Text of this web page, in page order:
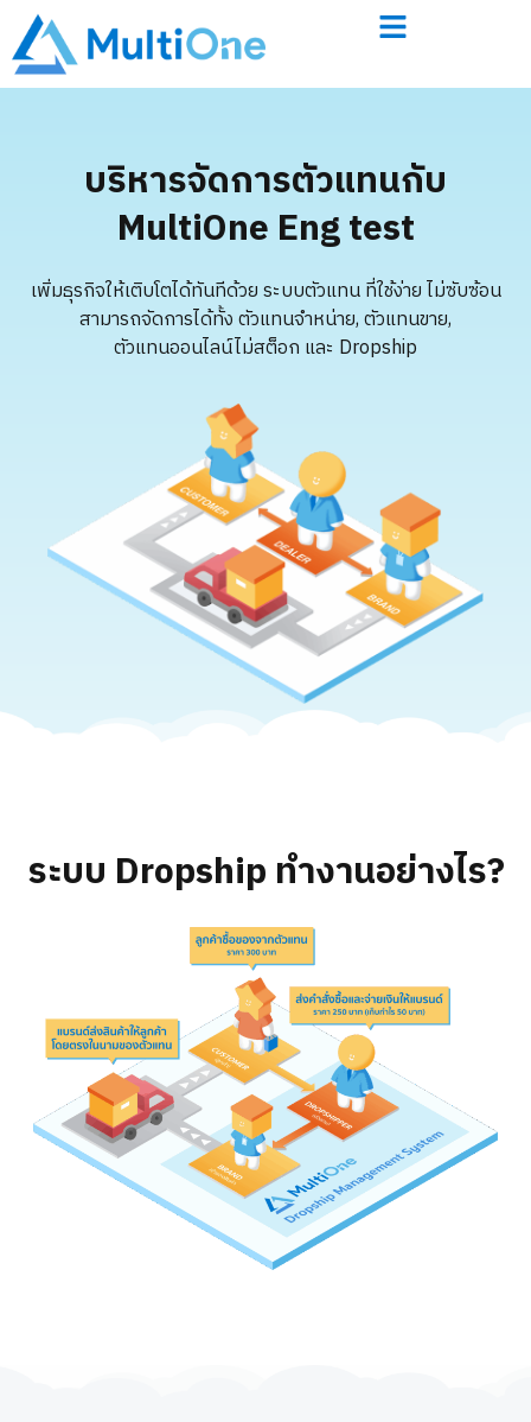
บริหารจัดการตัวแทนกับ
MultiOne Eng test
เพิ่มธุรกิจให้เติบโตได้ทันทีด้วย ระบบตัวแทน ที่ใช้ง่าย ไม่ซับซ้อน
สามารถจัดการได้ทั้ง ตัวแทนจำหน่าย, ตัวแทนขาย,
ตัวแทนออนไลน์ไม่สต็อก และ Dropship
ระบบ Dropship ทำงานอย่างไร?